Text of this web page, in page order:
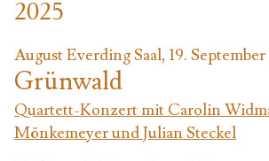
2025
August Everding Saal, 19. September
Grünwald
Quartett-Konzert mit Carolin
Mönkemeyer und Julian Steckel